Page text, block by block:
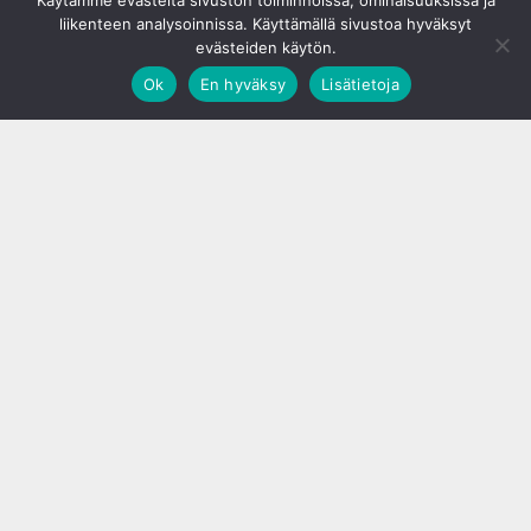
liikenteen analysoinnissa. Käyttämällä sivustoa hyväksyt
evästeiden käytön.
Ok
En hyväksy Lisätietoja